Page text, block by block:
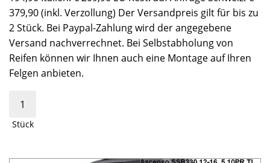
379,90 (inkl. Verzollung) Der Versandpreis gilt für bis zu
2 Stück. Bei Paypal-Zahlung wird der angegebene
Versand nachverrechnet. Bei Selbstabholung von
Reifen können wir Ihnen auch eine Montage auf Ihren
Felgen anbieten.
Stück